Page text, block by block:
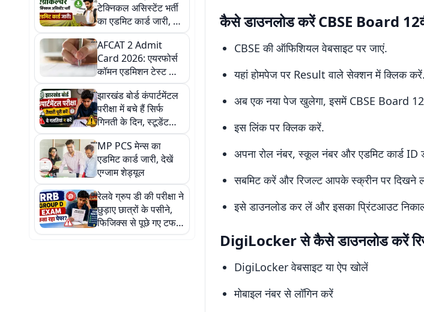
टेक्निकल असिस्टेंट भर्ती
का एडमिट कार्ड जारी, ऐसे
करें डाउनलोड
AFCAT 2 Admit
Card 2026: एयरफोर्स
कॉमन एडमिशन टेस्ट का
एडमिट कार्ड जारी, 8
अगस्त को होगी परीक्षा
झारखंड बोर्ड कंपार्टमेंटल
परीक्षा में बचे हैं सिर्फ
गिनती के दिन, स्टूडेंट
भूलकर भी न करें ये
गलतियां
MP PCS मेन्स का
एडमिट कार्ड जारी, देखें
एग्जाम शेड्यूल
रेलवे ग्रुप डी की परीक्षा ने
छुड़ाए छात्रों के पसीने,
फिजिक्स से पूछे गए टफ
सवाल
कैसे डाउनलोड करें CBSE Board
CBSE की ऑफिशियल वेबसाइट पर जाएं.
यहां होमपेज पर Result वाले सेक्शन में क्लिक करें.
अब एक नया पेज खुलेगा, इसमें CBSE Board
इस लिंक पर क्लिक करें.
अपना रोल नंबर, स्कूल नंबर और एडमिट कार्ड ID
सबमिट करें और रिजल्ट आपके स्क्रीन पर दिखने
इसे डाउनलोड कर लें और इसका प्रिंटआउट
DigiLocker से कैसे डाउनलोड करें
DigiLocker वेबसाइट या ऐप खोलें
मोबाइल नंबर से लॉगिन करें